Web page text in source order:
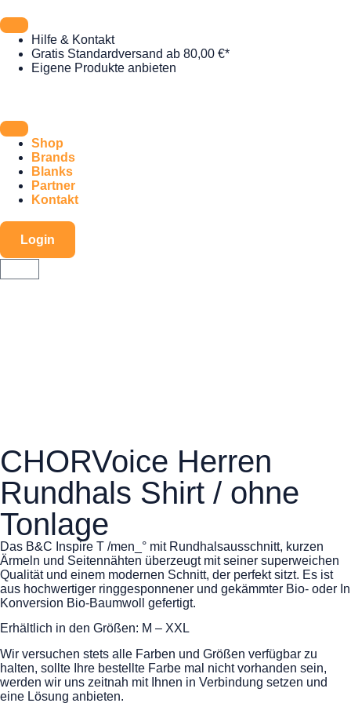
Hilfe & Kontakt
Gratis Standardversand ab 80,00 €*
Eigene Produkte anbieten
Shop
Brands
Blanks
Partner
Kontakt
Login
CHORVoice Herren
Rundhals Shirt / ohne
Tonlage
Das B&C Inspire T /men_° mit Rundhalsausschnitt, kurzen
Ärmeln und Seitennähten überzeugt mit seiner superweichen
Qualität und einem modernen Schnitt, der perfekt sitzt. Es ist
aus hochwertiger ringgesponnener und gekämmter Bio- oder In
Konversion Bio-Baumwoll gefertigt.
Erhältlich in den Größen: M – XXL
Wir versuchen stets alle Farben und Größen verfügbar zu
halten, sollte Ihre bestellte Farbe mal nicht vorhanden sein,
werden wir uns zeitnah mit Ihnen in Verbindung setzen und
eine Lösung anbieten.